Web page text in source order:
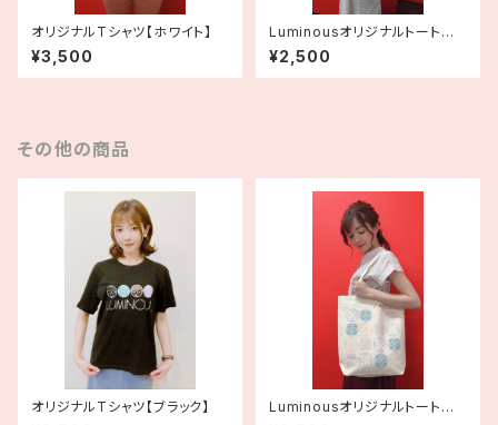
オリジナルTシャツ【ホワイト】
¥3,500
Luminousオリジナルトートバッ
グ（モノクロ）
¥2,500
その他の商品
オリジナルTシャツ【ブラック】
Luminousオリジナルトートバッ